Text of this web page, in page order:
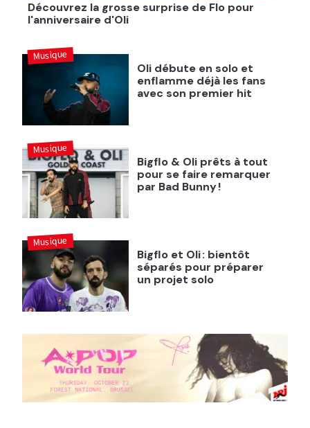
Découvrez la grosse surprise de Flo pour
l'anniversaire d'Oli
Oli débute en solo et
enflamme déjà les fans
avec son premier hit
Musique
Bigflo & Oli prêts à tout
pour se faire remarquer
par Bad Bunny !
Musique
Bigflo et Oli : bientôt
séparés pour préparer
un projet solo
Musique